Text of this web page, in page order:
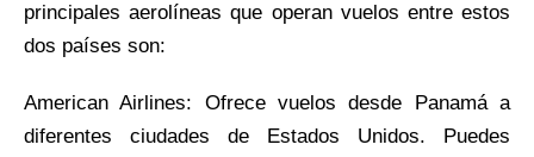
principales aerolíneas que operan vuelos entre estos
dos países son:
American Airlines: Ofrece vuelos desde Panamá a
diferentes ciudades de Estados Unidos. Puedes